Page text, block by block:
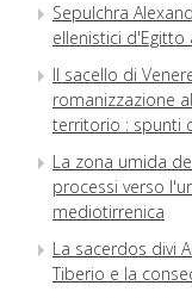
Sepulchra
ellenistici
Il sacello di
romanizzazione
territorio : spunti
La zona umida
processi verso
mediotirrenica
La sacerdos divi
Tiberio e la